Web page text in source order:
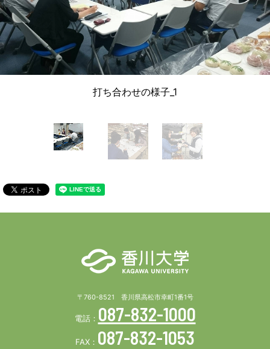
打ち合わせの様子_1
〒760-8521 香川県高松市幸町1番1号
電話： 087-832-1000
FAX： 087-832-1053